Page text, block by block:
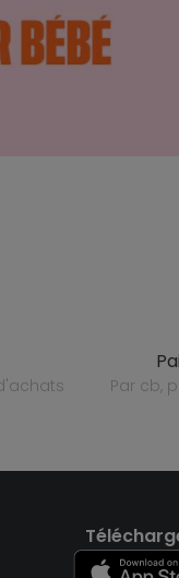
par cb,